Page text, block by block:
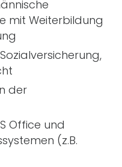
mit Weiterbildung
der
Office und
(z.B.